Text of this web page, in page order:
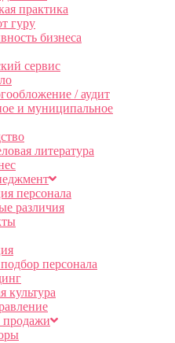
практика
гуру
бизнеса
сервис
/ аудит
и муниципальное
литература
персонала
различия
персонала
культура
продажи